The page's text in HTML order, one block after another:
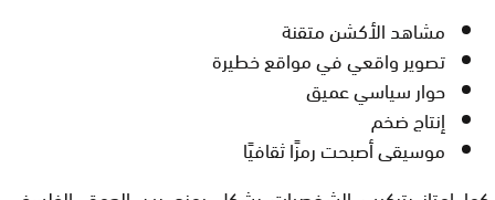
مشاهد الأكشن متقنة
تصوير واقعي في مواقع خطيرة
حوار سياسي عميق
إنتاج ضخم
موسيقى أصبحت رمزًا ثقافيًا